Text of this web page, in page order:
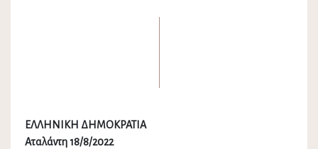
ΕΛΛΗΝΙΚΗ ΔΗΜΟΚΡΑΤΙΑ
Αταλάντη 18/8/2022